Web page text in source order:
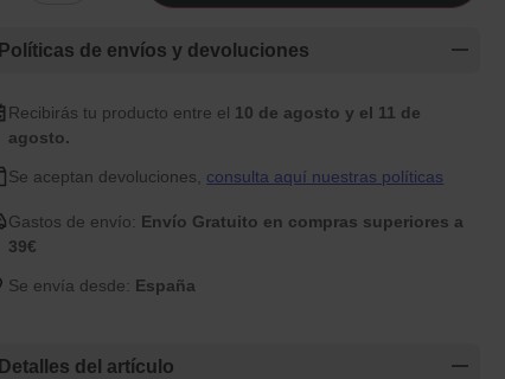
Políticas de envíos y devoluciones
Recibirás tu producto entre el 10 de agosto y el 11 de
agosto.
Se aceptan devoluciones, consulta aquí nuestras políticas
Gastos de envío: Envío Gratuito en compras superiores a
39€
Se envía desde: España
Detalles del artículo